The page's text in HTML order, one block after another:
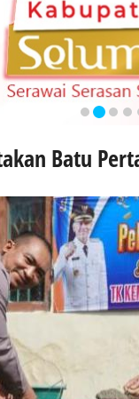
Batu